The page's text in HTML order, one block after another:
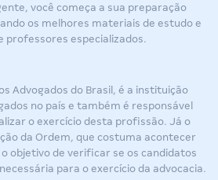
você começa a sua preparação
os melhores materiais de estudo e
professores especializados.
Advogados do Brasil, é a instituição
no país e também é responsável
o exercício desta profissão. Já o
da Ordem, que costuma acontecer
objetivo de verificar se os candidatos
para o exercício da advocacia.